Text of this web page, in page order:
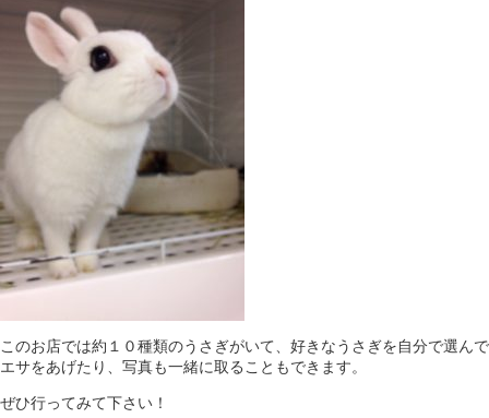
このお店では約１０種類のうさぎがいて、好きなうさぎを自分で選んで
エサをあげたり、写真も一緒に取ることもできます。
ぜひ行ってみて下さい！